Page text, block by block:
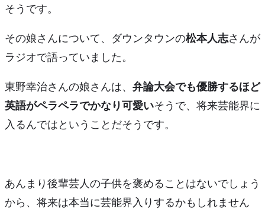
そうです。
その娘さんについて、ダウンタウンの松本人志さんが
ラジオで語っていました。
東野幸治さんの娘さんは、 弁論大会でも優勝するほど
英語がペラペラでかなり可愛いそうで、将来芸能界に
入るんでは ということだそうです。
あんまり後輩芸人の子供を褒めることはないでしょう
から、将来は本当に芸能界入りするかもしれません